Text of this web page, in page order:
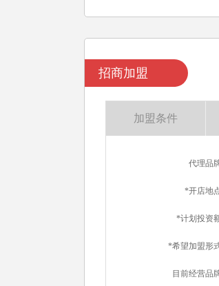
招商加盟
加盟条件
代理品
*开店地
*计划投资
*希望加盟形
目前经营品